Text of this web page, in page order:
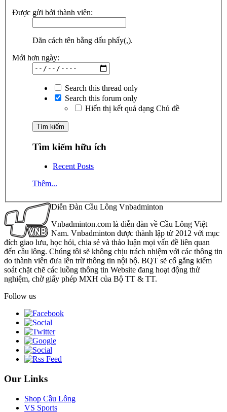
Được gửi bởi thành viên:
Dãn cách tên bằng dấu phẩy(,).
Mới hơn ngày:
Search this thread only
Search this forum only
Hiển thị kết quả dạng Chủ đề
Tìm kiếm hữu ích
Recent Posts
Thêm...
Diễn Đàn Cầu Lông Vnbadminton
Vnbadminton.com là diễn đàn về Cầu Lông Việt
Nam. Vnbadminton được thành lập từ 2012 với mục
đích giao lưu, học hỏi, chia sẻ và thảo luận mọi vấn đề liên quan
đến cầu lông. Chúng tôi sẽ không chịu trách nhiệm với các thông tin
do thành viên đưa lên trừ thông tin nội bộ. BQT sẽ cố gắng kiểm
soát chặt chẽ các luồng thông tin Website đang hoạt động thử
nghiệm, chờ giấy phép MXH của Bộ TT & TT.
Follow us
Our Links
Shop Cầu Lông
VS Sports